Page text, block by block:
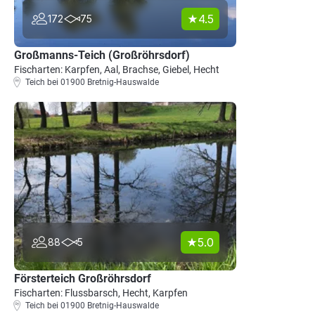
172 75 4.5
Großmanns-Teich (Großröhrsdorf)
Fischarten: Karpfen, Aal, Brachse, Giebel, Hecht
Teich bei 01900 Bretnig-Hauswalde
88 5 5.0
Försterteich Großröhrsdorf
Fischarten: Flussbarsch, Hecht, Karpfen
Teich bei 01900 Bretnig-Hauswalde